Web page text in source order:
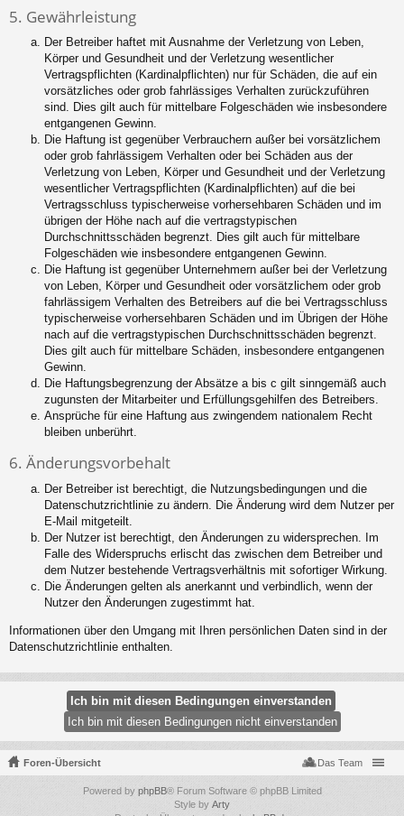
5. Gewährleistung
Der Betreiber haftet mit Ausnahme der Verletzung von Leben,
Körper und Gesundheit und der Verletzung wesentlicher
Vertragspflichten (Kardinalpflichten) nur für Schäden, die auf ein
vorsätzliches oder grob fahrlässiges Verhalten zurückzuführen
sind. Dies gilt auch für mittelbare Folgeschäden wie insbesondere
entgangenen Gewinn.
Die Haftung ist gegenüber Verbrauchern außer bei vorsätzlichem
oder grob fahrlässigem Verhalten oder bei Schäden aus der
Verletzung von Leben, Körper und Gesundheit und der Verletzung
wesentlicher Vertragspflichten (Kardinalpflichten) auf die bei
Vertragsschluss typischerweise vorhersehbaren Schäden und im
übrigen der Höhe nach auf die vertragstypischen
Durchschnittsschäden begrenzt. Dies gilt auch für mittelbare
Folgeschäden wie insbesondere entgangenen Gewinn.
Die Haftung ist gegenüber Unternehmern außer bei der Verletzung
von Leben, Körper und Gesundheit oder vorsätzlichem oder grob
fahrlässigem Verhalten des Betreibers auf die bei Vertragsschluss
typischerweise vorhersehbaren Schäden und im Übrigen der Höhe
nach auf die vertragstypischen Durchschnittsschäden begrenzt.
Dies gilt auch für mittelbare Schäden, insbesondere entgangenen
Gewinn.
Die Haftungsbegrenzung der Absätze a bis c gilt sinngemäß auch
zugunsten der Mitarbeiter und Erfüllungsgehilfen des Betreibers.
Ansprüche für eine Haftung aus zwingendem nationalem Recht
bleiben unberührt.
6. Änderungsvorbehalt
Der Betreiber ist berechtigt, die Nutzungsbedingungen und die
Datenschutzrichtlinie zu ändern. Die Änderung wird dem Nutzer per
E-Mail mitgeteilt.
Der Nutzer ist berechtigt, den Änderungen zu widersprechen. Im
Falle des Widerspruchs erlischt das zwischen dem Betreiber und
dem Nutzer bestehende Vertragsverhältnis mit sofortiger Wirkung.
Die Änderungen gelten als anerkannt und verbindlich, wenn der
Nutzer den Änderungen zugestimmt hat.
Informationen über den Umgang mit Ihren persönlichen Daten sind in der
Datenschutzrichtlinie enthalten.
Foren-Übersicht Das Team
Powered by phpBB® Forum Software © phpBB Limited
Style by Arty